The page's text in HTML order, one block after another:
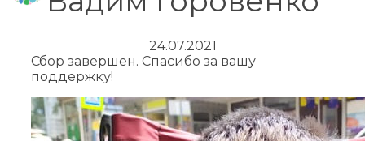
24.07.2021
Сбор завершен. Спасибо за вашу
поддержку!